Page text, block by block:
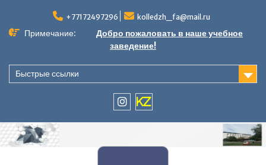
содержимому
+77172497296 kolledzh_fa@mail.ru
Примечание:
Добро пожаловать в наше учебное
заведение!
Быстрые ссылки